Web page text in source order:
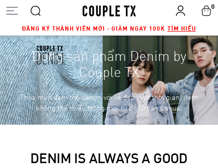
ĐĂNG KÝ THÀNH VIÊN MỚI - GIẢM NGAY 100K TÌM HIỂU
0
Dòng sản phẩm Denim by
Couple TX
Thỏa mãn đam mê denim với vẻ đẹp vượt thời gian, item
không thể thiếu trong mọi tủ đồ Urban Casual
DENIM IS ALWAYS A GOOD